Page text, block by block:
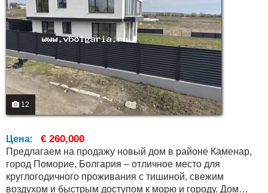
12
Цена: € 260,000
Предлагаем на продажу новый дом в районе Каменар,
город Поморие, Болгария – отличное место для
круглогодичного проживания с тишиной, свежим
воздухом и быстрым доступом к морю и городу. Дом